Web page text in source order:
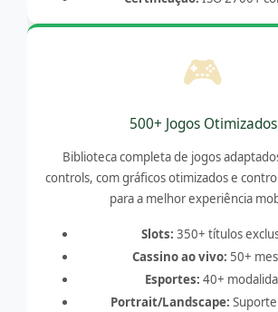
🎮
500+ Jogos Otimizados
Biblioteca completa de jogos
controls, com gráficos otimizados e
para a melhor experiência
Slots: 350+ títulos
Cassino ao vivo: 50+
Esportes: 40+
Portrait/Landscape: